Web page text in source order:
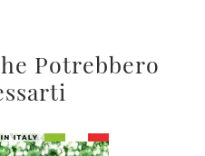
Potrebbero